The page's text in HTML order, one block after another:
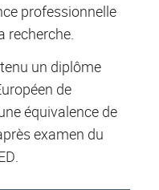
professionnelle
recherche.
un diplôme
de
équivalence de
examen du